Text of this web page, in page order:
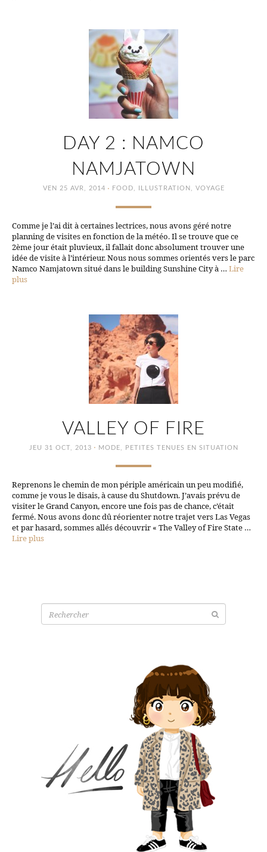
DAY 2 : NAMCO
NAMJATOWN
VEN 25 AVR, 2014 · FOOD ILLUSTRATION VOYAGE
Comme je l’ai dit à certaines lectrices, nous avons géré notre
planning de visites en fonction de la météo. Il se trouve que ce
2ème jour était pluvieux, il fallait donc absolument trouver une
idée de visite à l’intérieur. Nous nous sommes orientés vers le parc
Namco Namjatown situé dans le building Sunshine City à … Lire
plus
VALLEY OF FIRE
JEU 31 OCT, 2013 · MODE PETITES TENUES EN SITUATION
Reprenons le chemin de mon périple américain un peu modifié,
comme je vous le disais, à cause du Shutdown. J’avais prévu de
visiter le Grand Canyon, encore une fois pas de chance, c’était
fermé. Nous avons donc dû réorienter notre trajet vers Las Vegas
et par hasard, sommes allés découvrir « The Valley of Fire State …
Lire plus
Recherche
pour: